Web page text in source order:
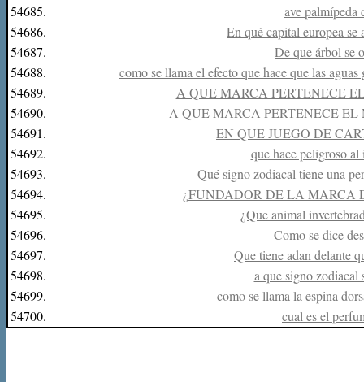
54685.
ave palmípeda
54686.
En qué capital europea
54687.
De que árbol se
54688.
como se llama el efecto que hace que las
54689.
A QUE MARCA PERTENECE
54690.
A QUE MARCA PERTENECE
54691.
EN QUE JUEGO DE
54692.
que hace peligroso
54693.
Qué signo zodiacal tiene una
54694.
¿FUNDADOR DE LA MARCA
54695.
¿Que animal
54696.
Como se dice
54697.
Que tiene adan delante
54698.
a que signo zodiacal
54699.
como se llama la espina
54700.
cual es el